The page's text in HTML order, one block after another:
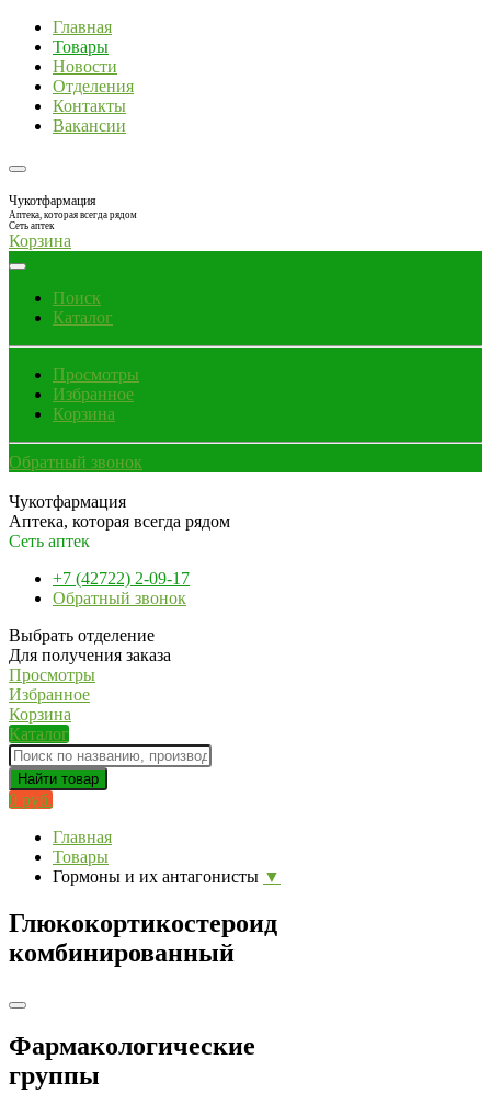
Главная
Товары
Новости
Отделения
Контакты
Вакансии
Чукотфармация
Аптека, которая всегда рядом
Сеть аптек
Корзина
Поиск
Каталог
Просмотры
Избранное
Корзина
Обратный звонок
Чукотфармация
Аптека, которая всегда рядом
Сеть аптек
+7 (42722) 2-09-17
Обратный звонок
Выбрать отделение
Для получения заказа
Просмотры
Избранное
Корзина
Каталог
Найти товар
0 руб.
Главная
Товары
Гормоны и их антагонисты ▼
Глюкокортикостероид
комбинированный
Фармакологические
группы